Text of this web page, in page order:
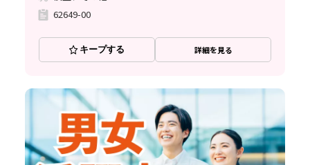
62649-00
キープする 詳細を見る